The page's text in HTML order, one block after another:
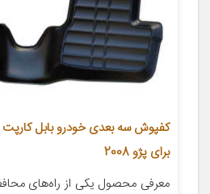
برای پژو 2008
معرفی محصول یکی از راه‌های